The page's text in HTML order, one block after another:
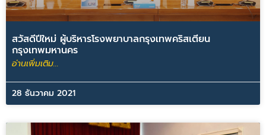
สวัสดีปีใหม่ ผู้บริหารโรงพยาบาลกรุงเทพคริสเตียน
กรุงเทพมหานคร
อ่านเพิ่มเติม...
28 ธันวาคม 2021